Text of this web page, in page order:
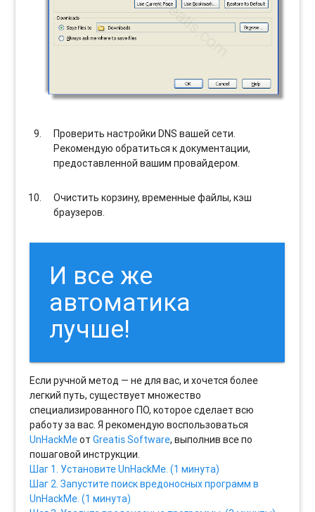
Проверить настройки DNS вашей сети.
Рекомендую обратиться к документации,
предоставленной вашим провайдером.
Очистить корзину, временные файлы, кэш
браузеров.
И все же
автоматика
лучше!
Если ручной метод — не для вас, и хочется более
легкий путь, существует множество
специализированного ПО, которое сделает всю
работу за вас. Я рекомендую воспользоваться
UnHackMeотGreatis Software, выполнив все по
пошаговой инструкции.
Шаг 1. Установите UnHackMe. (1 минута)
Шаг 2. Запустите поиск вредоносных программ в
UnHackMe. (1 минута)